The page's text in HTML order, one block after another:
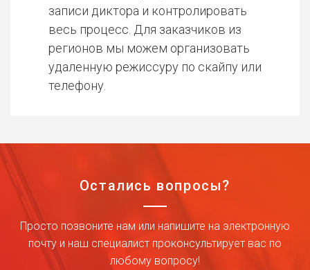
записи диктора и контролировать
весь процесс. Для заказчиков из
регионов мы можем организовать
удаленную режиссуру по скайпу или
телефону.
Остались вопросы?
Просто позвоните нам или напишите на электронную
почту и наш специалист проконсультирует вас по
любому вопросу!